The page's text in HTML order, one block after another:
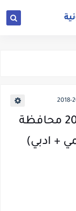
نتائج السادس الاعدادي 2018 محافظة
+ ادبي)